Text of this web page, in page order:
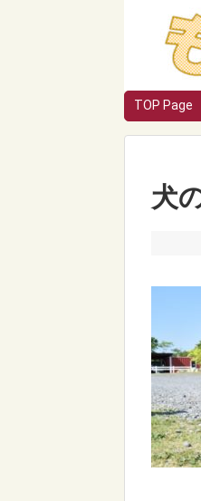
TOP Page
犬